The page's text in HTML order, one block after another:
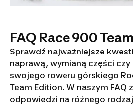
FAQ Race 900
Sprawdź najważniejsze
naprawą, wymianą części
swojego roweru górskiego
Team Edition. W naszym FAQ
odpowiedzi na różnego